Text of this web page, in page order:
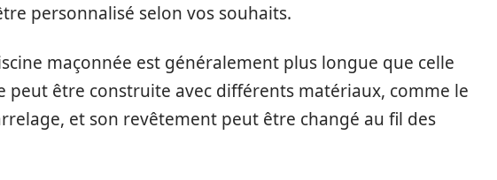
personnalisé selon vos souhaits.
maçonnée est généralement plus longue que celle
peut être construite avec différents matériaux, comme le
et son revêtement peut être changé au fil des